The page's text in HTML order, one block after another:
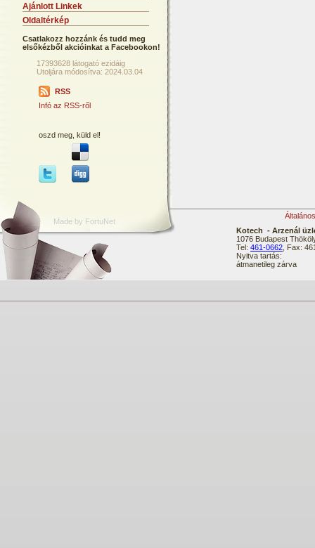
Ajánlott Linkek
Oldaltérkép
Csatlakozz hozzánk és tudd meg
elsőkézből akcióinkat a Facebookon!
17393628 látogató ezidáig
Utoljára módosítva: 2024.03.04
RSS
Infó az RSS-ről
oszd meg, küld el!
Made by FortuNet
Kotech - Arzenál
1076 Budapest
Tel: 461-0662 , Fax:
Nyitva tartás:
átmanetileg zárva